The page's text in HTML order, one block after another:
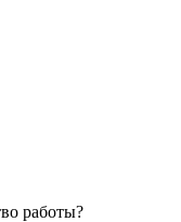
работы?